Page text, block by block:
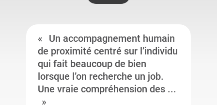
Un accompagnement humain
de proximité centré sur l’individu
qui fait beaucoup de bien
lorsque l’on recherche un job.
Une vraie compréhension des ...